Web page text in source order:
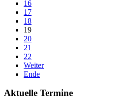
16
17
18
19
20
21
22
Weiter
Ende
Aktuelle Termine